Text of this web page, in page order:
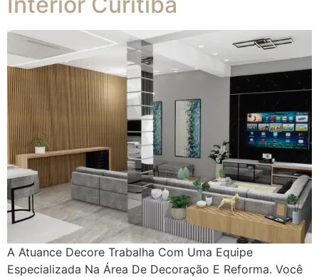
A Atuance Decore Trabalha Com Uma Equipe
Especializada Na Área De Decoração E Reforma. Você